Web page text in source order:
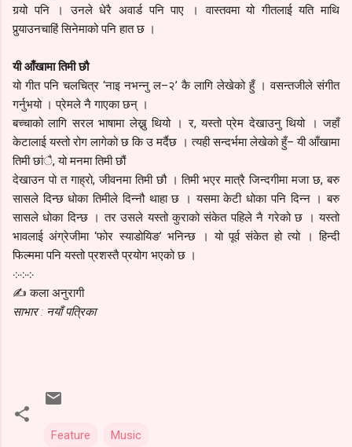
गर्‍यो पनि । उनले धेरै अवार्ड पनि पाए । वास्तवमा यो गीतलाई यति माथि
पुर्‍याउनचाहिं सिनेमाको पनि हात छ ।
यी आँखामा तिमी छौ
यो गीत पनि चलचित्र ‘नाइ नभन्नु ल–२’ कै लागि लेखेको हुँ । वसन्तजीले संगीत
गर्नुभयो । प्रेमले नै गाएका छन् ।
बच्चाको लागि सरल भाषामा लेख्नु थियो । र, यस्तो प्रेम देखाउनु थियो । जहाँ
केटालाई यस्तो रोग लागेको छ कि उ मर्दैछ । त्यही सन्दर्भमा लेखेको हुँ– यी आँखामा
तिमी छांै, यो मनमा तिमी छौं
देखाउन पो त गाह्रो, जीवनमा तिमी छौ । तिमी भएर मात्रै जिन्दगीमा मजा छ, बरु
सासले दिन्छ धोका तिमीले दिन्नौ थाहा छ । यसमा केटी धोका पनि दिन्न । बरु
सासले धोका दिन्छ । तर उसले यस्तो कुराको संकेत पहिले नै गरेको छ । यस्तो
भावलाई अंग्रेजीमा ‘फोर स्याडोयिङ’ भनिन्छ । यो पूर्व संकेत हो त्यो । हिन्दी
फिल्ममा पनि यस्तो प्रशस्तै प्रयोग भएको छ ।
܀܀܀
✍ कला अनुरागी
साभार : नयाँ पत्रिका
Feature Music